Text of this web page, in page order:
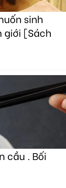
sinh
giới [Sách
cầu . Bối